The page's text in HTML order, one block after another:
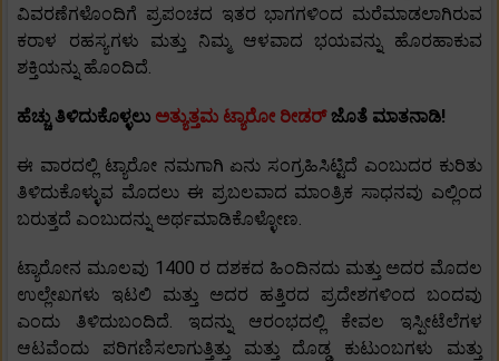
ವಿವರಣೆಗಳೊಂದಿಗೆ ಪ್ರಪಂಚದ ಇತರ ಭಾಗಗಳಿಂದ ಮರೆಮಾಡಲಾಗಿರುವ
ಕರಾಳ ರಹಸ್ಯಗಳು ಮತ್ತು ನಿಮ್ಮ ಆಳವಾದ ಭಯವನ್ನು ಹೊರಹಾಕುವ
ಶಕ್ತಿಯನ್ನು ಹೊಂದಿದೆ.
ಹೆಚ್ಚು ತಿಳಿದುಕೊಳ್ಳಲು ಅತ್ಯುತ್ತಮ ಟ್ಯಾರೋ ರೀಡರ್ಜೊತೆ ಮಾತನಾಡಿ!
ಈ ವಾರದಲ್ಲಿ ಟ್ಯಾರೋ ನಮಗಾಗಿ ಏನು ಸಂಗ್ರಹಿಸಿಟ್ಟಿದೆ ಎಂಬುದರ ಕುರಿತು
ತಿಳಿದುಕೊಳ್ಳುವ ಮೊದಲು ಈ ಪ್ರಬಲವಾದ ಮಾಂತ್ರಿಕ ಸಾಧನವು ಎಲ್ಲಿಂದ
ಬರುತ್ತದೆ ಎಂಬುದನ್ನು ಅರ್ಥಮಾಡಿಕೊಳ್ಳೋಣ.
ಟ್ಯಾರೋನ ಮೂಲವು 1400 ರ ದಶಕದ ಹಿಂದಿನದು ಮತ್ತು ಅದರ ಮೊದಲ
ಉಲ್ಲೇಖಗಳು ಇಟಲಿ ಮತ್ತು ಅದರ ಹತ್ತಿರದ ಪ್ರದೇಶಗಳಿಂದ ಬಂದವು
ಎಂದು ತಿಳಿದುಬಂದಿದೆ. ಇದನ್ನು ಆರಂಭದಲ್ಲಿ ಕೇವಲ ಇಸ್ಪೀಟೆಲೆಗಳ
ಆಟವೆಂದು ಪರಿಗಣಿಸಲಾಗುತ್ತಿತ್ತು ಮತ್ತು ದೊಡ್ಡ ಕುಟುಂಬಗಳು ಮತ್ತು